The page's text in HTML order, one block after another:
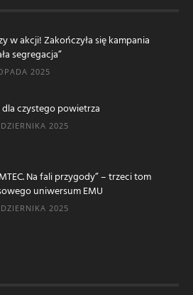
w akcji! Zakończyła się kampania
segregacja”
2025
czystego powietrza
2025
Na fali przygody” – trzeci tom
uniwersum EMU
2025